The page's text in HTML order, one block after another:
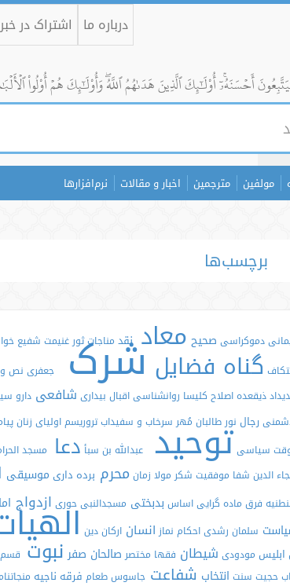
درباره ما اشتراک در
أَحۡسَنَهُۥٓۚ أُوْلَٰٓئِكَ ٱلَّذِينَ هَدَىٰهُمُ ٱللَّهُۖ وَأُوْلَٰٓئِكَ هُمۡ أُوْلُواْ
مولفین مترجمین اخبار و مقالات نرم‌افزارها
برچسب‌ها
دموکراسی صحیح معادنقد مناجاتثور غنیمت شفیع
گناه فضایل شرکجعفری نص و
ذیقعدهاصلاح کلیسا روانشناسیاقبال بیداری شافعی دارو
رجال نور طالبان مُهر سرخاب و سفیدابتروریسماولیای زنان
سیاسیتوحیدعبدالله بن سبأ دعا مسجد
الدین شفا موفقیت شکر مولا زمان محرم برده داری موسیقی
فرق ماده گراییاساس بدبختی مسجدالنبیحوری ازدواج
سلمان رشدیاحکام نماز انسان ارکان دین
ابلیس مودودی شیطان فقها مختصر صالحان صفر نبوت قسم
حجیت سنت انتخاب شفاعت جاسوسطعام فرقه ناجیه